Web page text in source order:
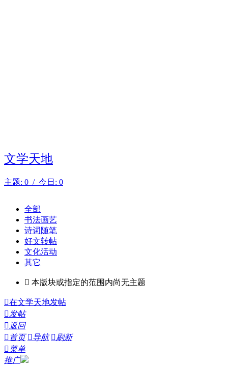
文学天地
主题: 0 / 今日: 0
全部
书法画艺
诗词随笔
好文转帖
文化活动
其它
 本版块或指定的范围内尚无主题
在文学天地发帖
发帖
 返回
 首页 导航 刷新
菜单
推广